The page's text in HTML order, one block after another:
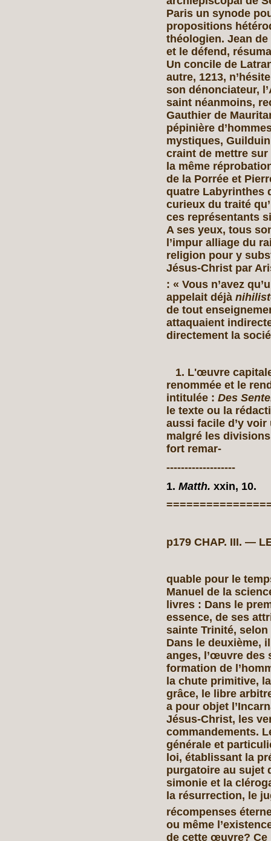
Paris un synode
propositions
théologien. Jean
et le défend,
Un concile de
autre, 1213,
son dénonciateur,
saint néanmoins,
Gauthier de
pépinière
mystiques,
craint de mettre sur
la même
de la Porrée et
quatre Labyrinthes
curieux du traité
ces représentants
A ses yeux, tous
l’impur alliage du
religion pour y
Jésus-Christ par
: « Vous n’avez
appelait déjà
de tout
attaquaient
directement la
1. L'œuvre
renommée et le
intitulée : Des
le texte ou la
aussi facile d’y
malgré les divisions
fort remar-
-------------------
1. Matth. xxin, 10.
p179 CHAP. III. —
quable pour le
Manuel de la
livres : Dans le
essence, de ses
sainte Trinité,
Dans le deuxième,
anges, l’œuvre des
formation de
la chute primitive,
grâce, le libre
a pour objet
Jésus-Christ, les
commandements.
générale et
loi, établissant la
purgatoire au sujet
simonie et la
la résurrection, le
récompenses
ou même
de cette œuvre? Ce